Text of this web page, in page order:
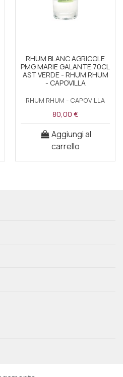
RHUM BLANC AGRICOLE
PMG MARIE GALANTE 70CL
AST VERDE - RHUM RHUM
- CAPOVILLA
RHUM RHUM - CAPOVILLA
80,00 €
Aggiungi al
carrello